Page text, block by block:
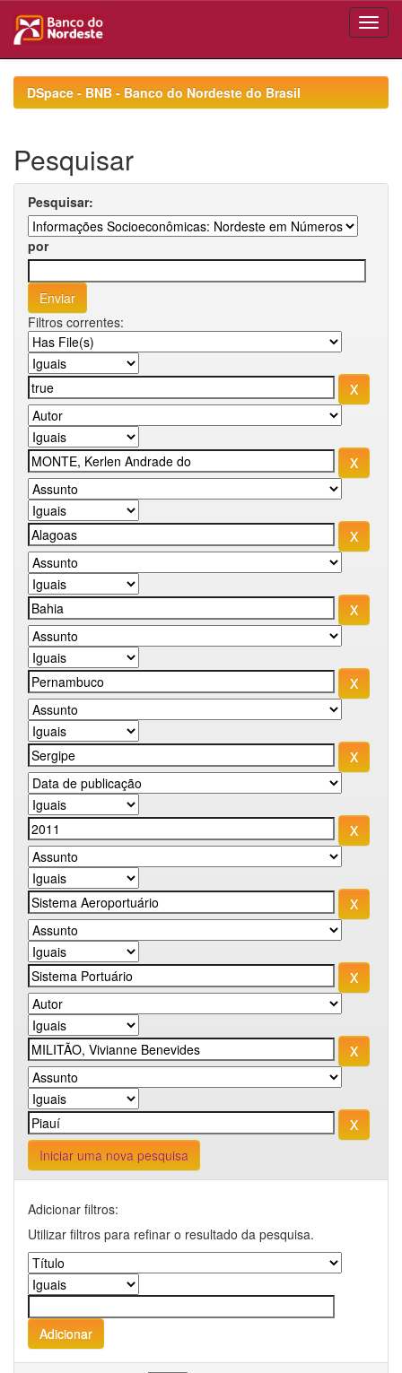
navigationDSpace - BNB - Banco do Nordeste do Brasil
Pesquisar
Pesquisar:
por
Filtros correntes:
Iniciar uma nova pesquisa
Adicionar filtros:
Utilizar filtros para refinar o resultado da pesquisa.